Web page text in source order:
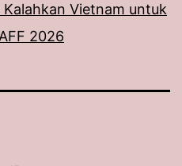
Vietnam untuk
2026